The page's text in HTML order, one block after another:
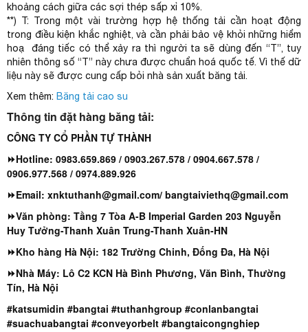
khoảng cách giữa các sợi thép sấp xỉ 10%.
**) T: Trong một vài trường hợp hệ thống tải cần hoạt động
trong điều kiện khắc nghiệt, và cần phải bảo vệ khỏi những hiểm
hoạ đáng tiếc có thể xảy ra thì người ta sẽ dùng đến “T”, tuy
nhiên thông số “T” này chưa được chuẩn hoá quốc tế. Vì thế dữ
liệu này sẽ được cung cấp bỏi nhà sản xuất băng tải.
Xem thêm: Băng tải cao su
Thông tin đặt hàng băng tải:
CÔNG TY CỔ PHẦN TỰ THÀNH
⏩Hotline: 0983.659.869 / 0903.267.578 / 0904.667.578 /
0906.977.568 / 0974.889.926
⏩Email: xnktuthanh@gmail.com/ bangtaiviethq@gmail.com
⏩Văn phòng: Tầng 7 Tòa A-B Imperial Garden 203 Nguyễn
Huy Tưởng-Thanh Xuân Trung-Thanh Xuân-HN
⏩Kho hàng Hà Nội: 182 Trường Chinh, Đống Đa, Hà Nội
⏩Nhà Máy: Lô C2 KCN Hà Bình Phương, Văn Bình, Thường
Tín, Hà Nội
#katsumidin #bangtai #tuthanhgroup #conlanbangtai
#suachuabangtai #conveyorbelt #bangtaicongnghiep